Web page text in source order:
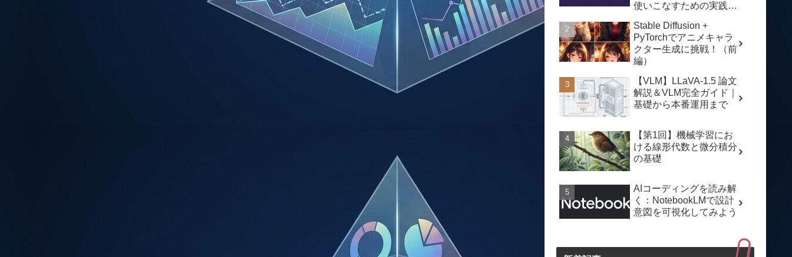
使いこなすための実践ガ
Stable Diffusion +
PyTorchでアニメキャラ
クター生成に挑戦！（前
編）
【VLM】LLaVA-1.5 論文
解説＆VLM完全ガイド｜
基礎から本番運用まで
【第1回】機械学習にお
ける線形代数と微分積分
の基礎
AIコーディングを読み解
く：NotebookLMで設計
意図を可視化してみよう